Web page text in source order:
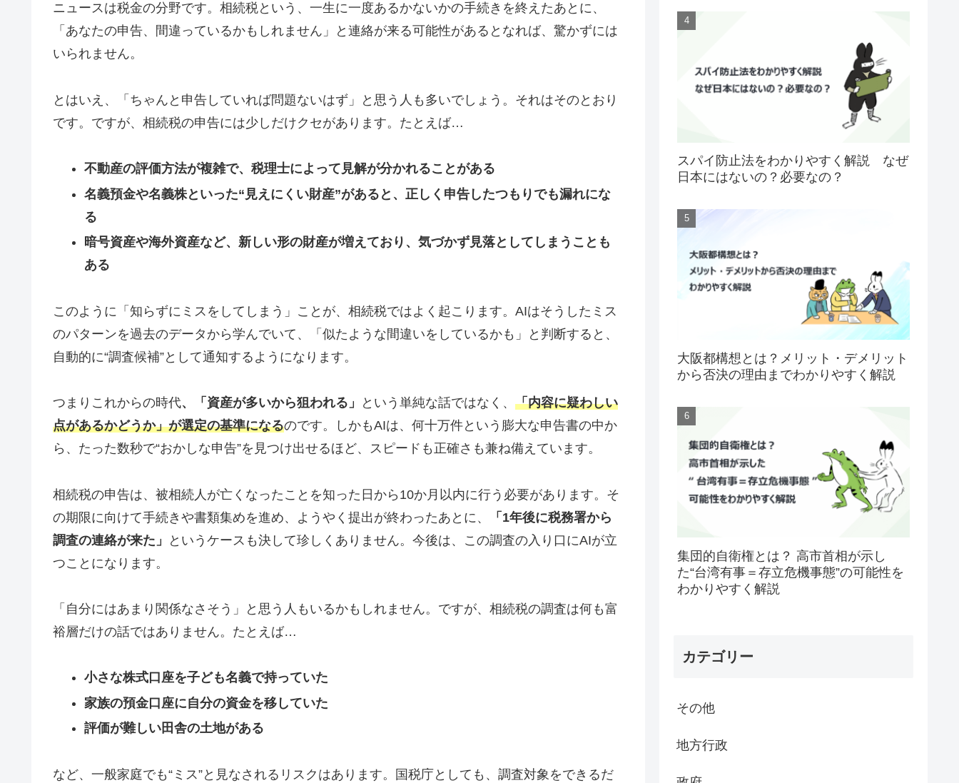
ニュースは税金の分野です。相続税という、一生に一度あるかないかの手続きを終えたあとに、
「あなたの申告、間違っているかもしれません」と連絡が来る可能性があるとなれば、驚かずには
いられません。
とはいえ、「ちゃんと申告していれば問題ないはず」と思う人も多いでしょう。それはそのとおり
です。ですが、相続税の申告には少しだけクセがあります。たとえば…
不動産の評価方法が複雑で、税理士によって見解が分かれることがある
名義預金や名義株といった“見えにくい財産”があると、正しく申告したつもりでも漏れにな
る
暗号資産や海外資産など、新しい形の財産が増えており、気づかず見落としてしまうことも
ある
このように「知らずにミスをしてしまう」ことが、相続税ではよく起こります。AIはそうしたミス
のパターンを過去のデータから学んでいて、「似たような間違いをしているかも」と判断すると、
自動的に“調査候補”として通知するようになります。
つまりこれからの時代、「資産が多いから狙われる」 という単純な話ではなく、 「内容に疑わしい
点があるかどうか」が選定の基準になるのです。しかもAIは、何十万件という膨大な申告書の中か
ら、たった数秒で“おかしな申告”を見つけ出せるほど、スピードも正確さも兼ね備えています。
相続税の申告は、被相続人が亡くなったことを知った日から10か月以内に行う必要があります。そ
の期限に向けて手続きや書類集めを進め、ようやく提出が終わったあとに、
「1年後に税務署から
調査の連絡が来た」
というケースも決して珍しくありません。今後は、この調査の入り口にAIが立
つことになります。
「自分にはあまり関係なさそう」と思う人もいるかもしれません。ですが、相続税の調査は何も富
裕層だけの話ではありません。たとえば…
小さな株式口座を子ども名義で持っていた
家族の預金口座に自分の資金を移していた
評価が難しい田舎の土地がある
など、一般家庭でも“ミス”と見なされるリスクはあります。国税庁としても、調査対象をできるだ
スパイ防止法をわかりやすく解説 なぜ
日本にはないの？必要なの？
大阪都構想とは？メリット・デメリット
から否決の理由までわかりやすく解説
集団的自衛権とは？ 高市首相が示し
た“台湾有事＝存立危機事態”の可能性を
わかりやすく解説
カテゴリー
その他
地方行政